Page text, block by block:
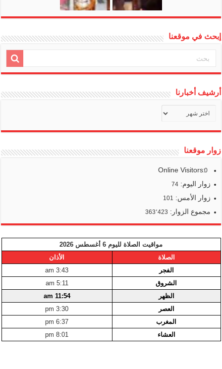
إبحث في موقعنا
أرشيف أخبارنا
أخبارنا
زوار موقعنا
Online Visitors:
0
زوار اليوم:74
زوار الأمس: 101
مجموع الزوار: 363٬423
مواقيت الصلاة لليوم 6 أغسطس 2026
الصلاة
الأذان
الفجر
3:43 am
الشروق
5:11 am
الظهر
11:54 am
العصر
3:30 pm
المغرب
6:37 pm
العشاء
8:01 pm